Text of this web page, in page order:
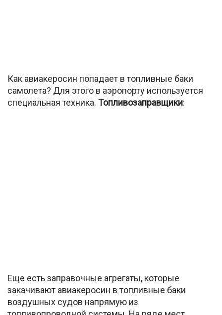
Как авиакеросин попадает в топливные баки
самолета? Для этого в аэропорту используется
специальная техника. Топливозаправщики:
Еще есть заправочные агрегаты, которые
закачивают авиакеросин в топливные баки
воздушных судов напрямую из